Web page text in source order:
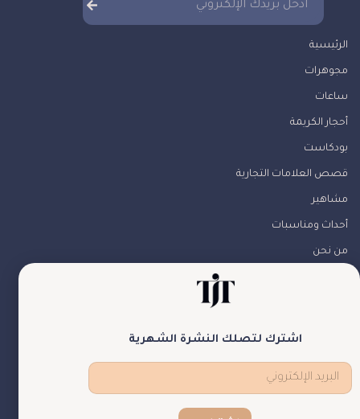
الرئيسية
مجوهرات
ساعات
أحجار الكريمة
بودكاست
قصص العلامات التجارية
مشاهير
أحداث ومناسبات
من نحن
اشترك لتصلك النشرة الشهرية